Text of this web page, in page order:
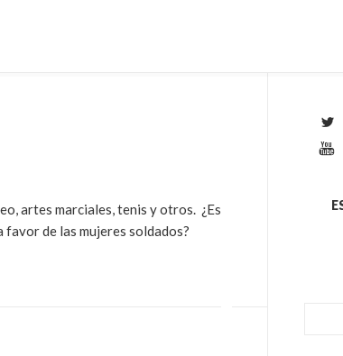
artes marciales, tenis y otros. ¿Es
de las mujeres soldados?